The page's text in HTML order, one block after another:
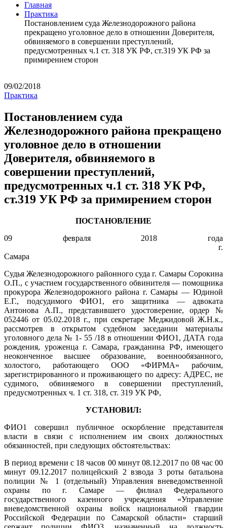
Главная
Практика
Постановлением суда Железнодорожного района
прекращено уголовное дело в отношении Доверителя,
обвиняемого в совершении преступлений,
предусмотренных ч.1 ст. 318 УК РФ, ст.319 УК РФ за
примирением сторон
09/02/2018
Практика
Постановлением суда
Железнодорожного района прекращено
уголовное дело в отношении
Доверителя, обвиняемого в
совершении преступлений,
предусмотренных ч.1 ст. 318 УК РФ,
ст.319 УК РФ за примирением сторон
ПОСТАНОВЛЕНИЕ
09 февраля 2018 года
г.
Самара
Судья Железнодорожного районного суда г. Самары Сорокина
О.П., с участием государственного обвинителя — помощника
прокурора Железнодорожного района г. Самары — Юдиной
Е.Г., подсудимого ФИО1, его защитника — адвоката
Антонова А.П., представившего удостоверение, ордер №
052446 от 05.02.2018 г., при секретаре Меджидовой Ж.Н.к.,
рассмотрев в открытом судебном заседании материалы
уголовного дела № 1- 55 /18 в отношении ФИО1, ДАТА года
рождения, уроженца г. Самара, гражданина РФ, имеющего
неоконченное высшее образование, военнообязанного,
холостого, работающего ООО «ФИРМА» рабочим,
зарегистрированного и проживающего по адресу: АДРЕС, не
судимого, обвиняемого в совершении преступлений,
предусмотренных ч. 1 ст. 318, ст. 319 УК РФ,
УСТАНОВИЛ:
ФИО1 совершил публичное оскорбление представителя
власти в связи с исполнением им своих должностных
обязанностей, при следующих обстоятельствах:
В период времени с 18 часов 00 минут 08.12.2017 по 08 час 00
минут 09.12.2017 полицейский 2 взвода 3 роты батальона
полиции № 1 (отдельный) Управления вневедомственной
охраны по г. Самаре — филиал Федерального
государственного казенного учреждения «Управление
вневедомственной охраны войск национальной гвардии
Российской Федерации по Самарской области» старший